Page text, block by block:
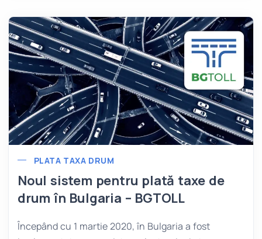
PLATA TAXA DRUM
Noul sistem pentru plată taxe de
drum în Bulgaria – BGTOLL
Începând cu 1 martie 2020, în Bulgaria a fost